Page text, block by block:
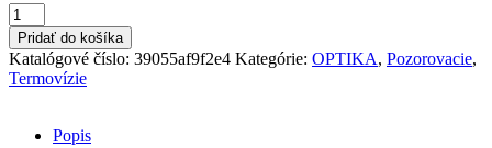
množstvo
PARD
LEOPARD
256
-
termovízny
Pridať do košíka
Katalógové číslo: 39055af9f2e4 Kategórie: OPTIKA, Pozorovacie,
Termovízie
Popis